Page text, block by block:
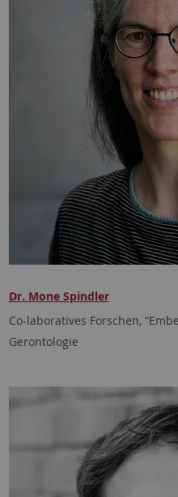
Dr. Mone Spindler
Co-laboratives Forschen,
Gerontologie